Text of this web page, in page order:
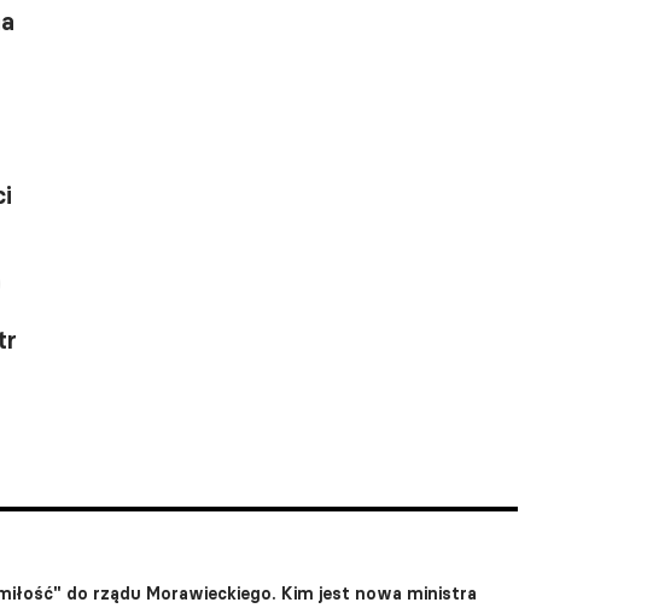
do rządu Morawieckiego. Kim jest nowa ministra